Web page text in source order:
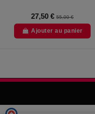
27,50 € 55,00 €
Ajouter au panier